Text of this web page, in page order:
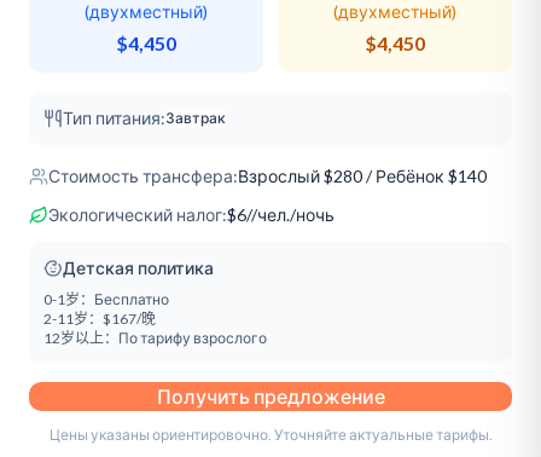
(двухместный)
$4,450
(двухместный)
$4,450
Тип питания:Завтрак
Стоимость трансфера:Взрослый$280/ Ребёнок $140
Экологический налог:$6//чел./ночь
Детская политика
0-1岁： Бесплатно
2-11岁： $167/晚
12岁以上： По тарифу взрослого
Получить предложение
Цены указаны ориентировочно. Уточняйте актуальные тарифы.